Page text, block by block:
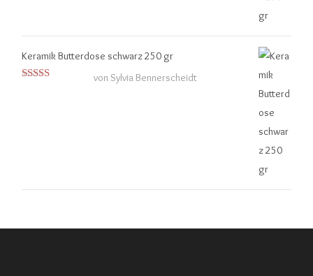
Keramik Butterdose schwarz 250 gr
von Sylvia Bennerscheidt